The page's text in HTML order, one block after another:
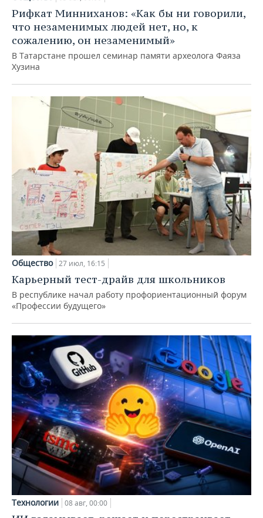
Рифкат Минниханов: «Как бы ни говорили,
что незаменимых людей нет, но, к
сожалению, он незаменимый»
В Татарстане прошел семинар памяти археолога Фаяза
Хузина
Общество 27 июл, 16:15
Карьерный тест-драйв для школьников
В республике начал работу профориентационный форум
«Профессии будущего»
Технологии 08 авг, 00:00